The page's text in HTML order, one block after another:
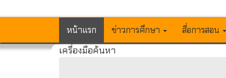
หน้าแรก ข่าวการศึกษา สื่อการสอน
เครื่องมือค้นหา